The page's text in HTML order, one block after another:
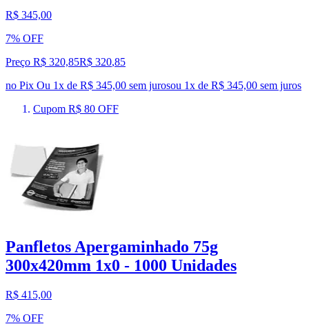
R$ 345,00
7% OFF
Preço R$ 320,85R$ 320,85
no Pix Ou 1x de R$ 345,00 sem jurosou 1x de R$ 345,00 sem juros
Cupom R$ 80 OFF
Panfletos Apergaminhado 75g
300x420mm 1x0 - 1000 Unidades
R$ 415,00
7% OFF